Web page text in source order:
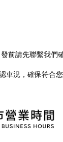
前請先聯繫我們
車況，確保符合